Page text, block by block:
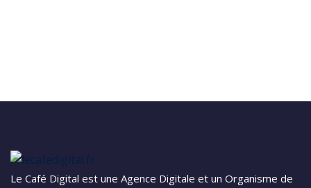
Le Café Digital est une Agence Digitale et un Organisme de